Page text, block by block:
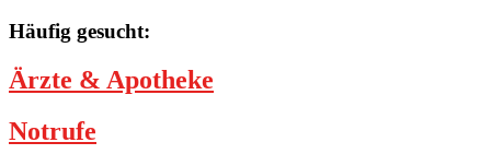
Häufig gesucht:
Ärzte & Apotheke
Notrufe